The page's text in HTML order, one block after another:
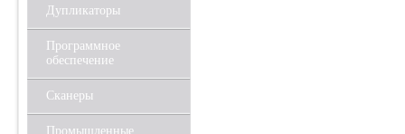
Дупликаторы
Программное
обеспечение
Сканеры
Промышленные